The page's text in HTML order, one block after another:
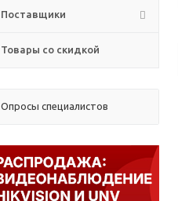
Поставщики
Товары со скидкой
Опросы специалистов